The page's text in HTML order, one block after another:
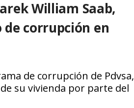
William Saab,
corrupción en
de corrupción de Pdvsa,
su vivienda por parte del